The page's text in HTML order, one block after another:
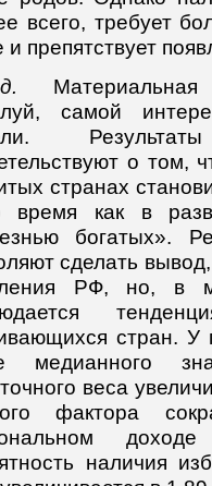
всего, требует
и препятствует
самой
о том,
странах
время как в
богатых».
сделать
РФ, но, в
стран.
медианного
веса
фактора
наличия